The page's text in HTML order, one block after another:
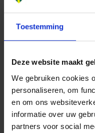
Toestemming
Deze website maakt
We gebruiken cookies
personaliseren, om
en om ons
informatie over uw
partners voor social
ervoor dat deze
zij mogelijk de taal
Bij ouderen zetten
een doelgroep die
vragen te
onze strategieën die
van de data. Met de
Data is slechts de